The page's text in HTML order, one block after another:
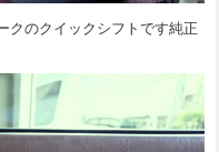
のクイックシフトです純正